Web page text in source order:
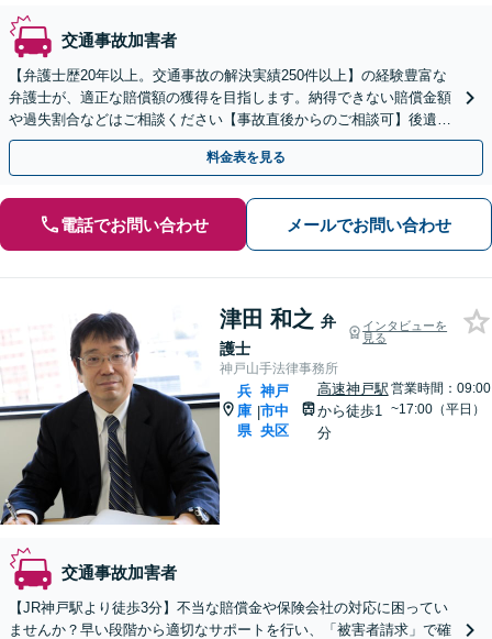
交通事故加害者
【弁護士歴20年以上。交通事故の解決実績250件以上】の経験豊富な
弁護士が、適正な賠償額の獲得を目指します。納得できない賠償金額
や過失割合などはご相談ください【事故直後からのご相談可】後遺障
害等級認定の申請も対応します
料金表を見る
電話でお問い合わせ メールでお問い合わせ
津田 和之 弁
護士
インタビューを
見る
神戸山手法律事務所
兵
庫
県
|
神戸
市中
央区
高速神戸駅
から徒歩1
分
営業時間：09:00
~17:00（平日）
交通事故加害者
【JR神戸駅より徒歩3分】不当な賠償金や保険会社の対応に困ってい
ませんか？早い段階から適切なサポートを行い、「被害者請求」で確